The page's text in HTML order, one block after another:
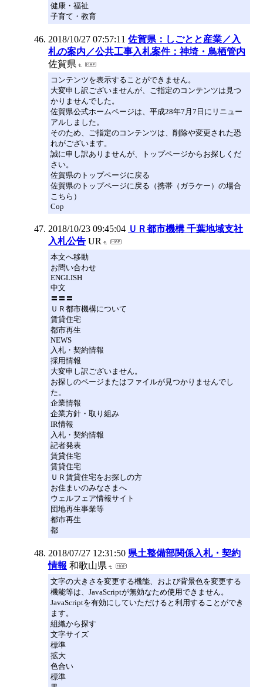
健康・福祉
子育て・教育
2018/10/27 07:57:11 佐賀県：しごとと産業／入
札の案内／公共工事入札案件：神埼・鳥栖管内
佐賀県
コンテンツを表示することができません。
大変申し訳ございませんが、ご指定のコンテンツは見つ
かりませんでした。
佐賀県公式ホームページは、平成28年7月7日にリニュー
アルしました。
そのため、ご指定のコンテンツは、削除や変更された恐
れがございます。
誠に申し訳ありませんが、トップページからお探しくだ
さい。
佐賀県のトップページに戻る
佐賀県のトップページに戻る（携帯（ガラケー）の場合
こちら）
Cop
2018/10/23 09:45:04 ＵＲ都市機構 千葉地域支社
入札公告 UR
本文へ移動
お問い合わせ
ENGLISH
中文
〓〓〓
ＵＲ都市機構について
賃貸住宅
都市再生
NEWS
入札・契約情報
採用情報
大変申し訳ございません。
お探しのページまたはファイルが見つかりませんでし
た。
企業情報
企業方針・取り組み
IR情報
入札・契約情報
記者発表
賃貸住宅
賃貸住宅
ＵＲ賃貸住宅をお探しの方
お住まいのみなさまへ
ウェルフェア情報サイト
団地再生事業等
都市再生
都
2018/07/27 12:31:50 県土整備部関係入札・契約
情報 和歌山県
文字の大きさを変更する機能、および背景色を変更する
機能等は、JavaScriptが無効なため使用できません。
JavaScriptを有効にしていただけると利用することができ
ます。
組織から探す
文字サイズ
標準
拡大
色合い
標準